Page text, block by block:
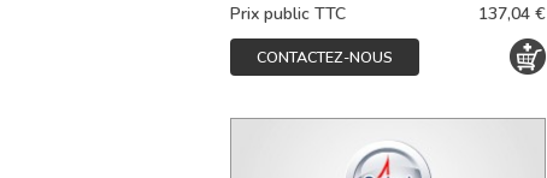
Prix public TTC 137,04 €
CONTACTEZ-NOUS